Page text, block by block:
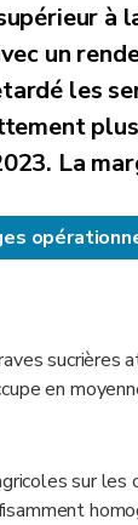
à
un
les
La
sucrières
en
sur